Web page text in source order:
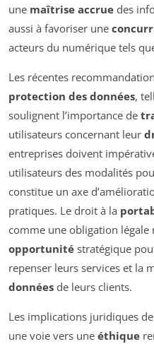
une maîtrise accrue des
aussi à favoriser une
acteurs du numérique tels
Les récentes
protection des données,
soulignent l’importance de
utilisateurs concernant leur
entreprises doivent
utilisateurs des modalités
constitue un axe
pratiques. Le droit à la
comme une obligation
opportunité stratégique
repenser leurs services et la
données de leurs clients.
Les implications juridiques
une voie vers une éthique